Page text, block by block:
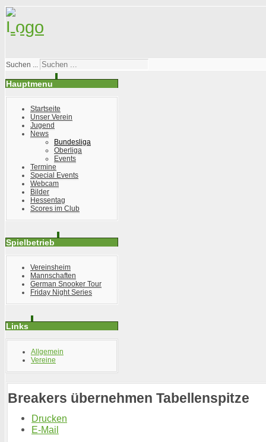
Suchen ...
Hauptmenu
Startseite
Unser Verein
Jugend
News
Bundesliga
Oberliga
Events
Termine
Special Events
Webcam
Bilder
Hessentag
Scores im Club
Spielbetrieb
Vereinsheim
Mannschaften
German Snooker Tour
Friday Night Series
Links
Allgemein
Vereine
Breakers übernehmen Tabellenspitze
Drucken
E-Mail